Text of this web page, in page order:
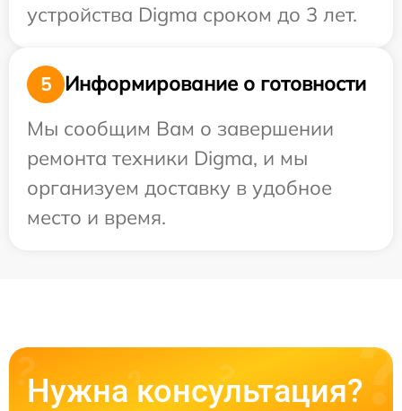
устройства Digma сроком до 3 лет.
5
Информирование о готовности
Мы сообщим Вам о завершении
ремонта техники Digma, и мы
организуем доставку в удобное
место и время.
Нужна консультация?